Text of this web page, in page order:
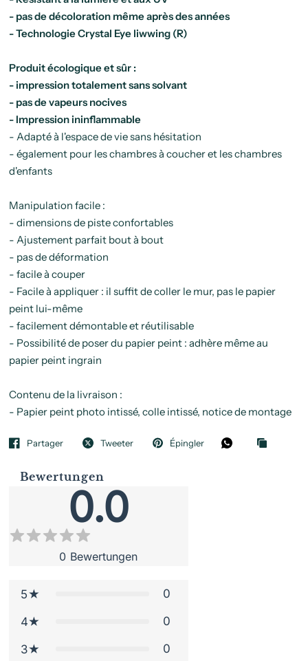
- pas de décoloration même après des années
- Technologie Crystal Eye liwwing (R)
Produit écologique et sûr :
- impression totalement sans solvant
- pas de vapeurs nocives
- Impression ininflammable
- Adapté à l'espace de vie sans hésitation
- également pour les chambres à coucher et les chambres
d'enfants
Manipulation facile :
- dimensions de piste confortables
- Ajustement parfait bout à bout
- pas de déformation
- facile à couper
- Facile à appliquer : il suffit de coller le mur, pas le papier
peint lui-même
- facilement démontable et réutilisable
- Possibilité de poser du papier peint : adhère même au
papier peint ingrain
Contenu de la livraison :
- Papier peint photo intissé, colle intissé, notice de montage
Partager Tweeter Épingler
Bewertungen
0.0
0 Bewertungen
5 0
4 0
3 0